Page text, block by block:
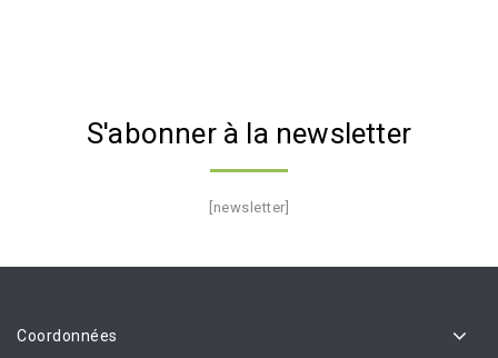
S'abonner à la newsletter
[newsletter]
Coordonnées